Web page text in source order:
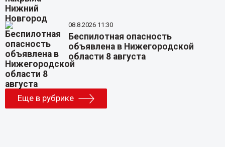
08.8.2026 11:30
Беспилотная опасность
объявлена в Нижегородской
области 8 августа
Еще в рубрике